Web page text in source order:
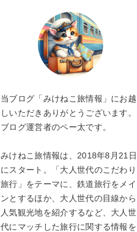
当ブログ「みけねこ旅情報」にお越
しいただきありがとうございます。
ブログ運営者のペー太です。
みけねこ旅情報は、2018年8月21日
にスタート。「大人世代のこだわり
旅行」をテーマに、鉄道旅行をメイ
ンとするほか、大人世代の目線から
人気観光地を紹介するなど、大人世
代にマッチした旅行に関する情報を